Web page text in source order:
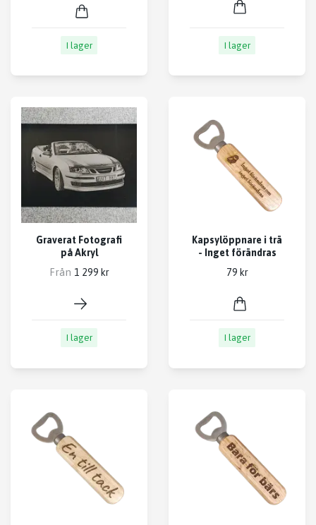
I lager I lager
Graverat Fotografi
på Akryl
Från 1 299 kr
I lager
Kapsylöppnare i trä
- Inget förändras
79 kr
I lager